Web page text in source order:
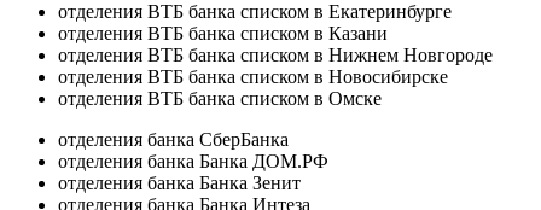
отделения ВТБ банка списком в Екатеринбурге
отделения ВТБ банка списком в Казани
отделения ВТБ банка списком в Нижнем Новгороде
отделения ВТБ банка списком в Новосибирске
отделения ВТБ банка списком в Омске
отделения банка СберБанка
отделения банка Банка ДОМ.РФ
отделения банка Банка Зенит
отделения банка Банка Интеза